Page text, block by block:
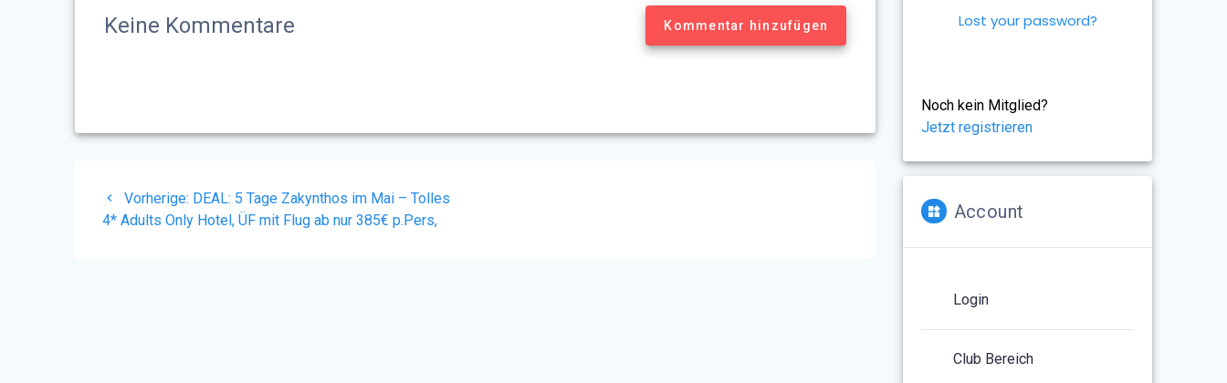
Keine Kommentare Kommentar hinzufügen
Beitragsnavigation
Vorherige: Vorheriger
Beitrag:
DEAL: 5 Tage Zakynthos im Mai – Tolles
4* Adults Only Hotel, ÜF mit Flug ab nur 385€ p.Pers,
Lost your password?
Noch kein Mitglied?
Jetzt registrieren
Account
Login
Club Bereich